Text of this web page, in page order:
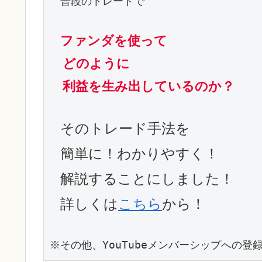
ファンダを使って
どのように
利益を生み出しているのか？
そのトレード手法を
簡単に！わかりやすく！
解説することにしました！
詳しくは こちらから！
※その他、YouTubeメンバーシップへの登